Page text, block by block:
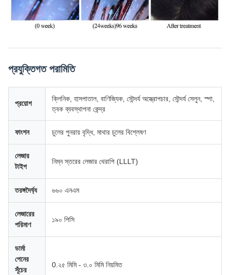
প্রযুক্তিগত পরামিতি
প্রয়োগ
ক্লিনিক, হাসপাতাল, বাণিজ্যিক, সৌন্দর্য অস্ত্রোপচার, সৌন্দর্য সেলুন, স্পা,
ত্বক ব্যবস্থাপনা কেন্দ্র
ফাংশন চুলের পুনরায় বৃদ্ধি, মাথার চুলের বিশ্লেষণ
লেজার
টাইপ
নিম্ন স্তরের লেজার থেরাপি (LLLT)
তরঙ্গদৈর্ঘ্য ৬৬০ এনএম
লেজারের
পরিমাণ
১৯০ পিসি
ডার্মা
পেনের
সূঁচের
0.২৫ মিমি - ৩.০ মিমি নিয়মিত